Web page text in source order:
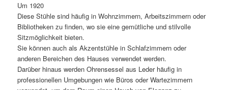
Um 1920
Diese Stühle sind häufig in Wohnzimmern, Arbeitszimmern oder
Bibliotheken zu finden, wo sie eine gemütliche und stilvolle
Sitzmöglichkeit bieten.
Sie können auch als Akzentstühle in Schlafzimmern oder
anderen Bereichen des Hauses verwendet werden.
Darüber hinaus werden Ohrensessel aus Leder häufig in
professionellen Umgebungen wie Büros oder Wartezimmern